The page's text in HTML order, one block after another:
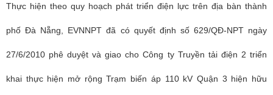
Thực hiện theo quy hoạch phát triển điện lực trên địa bàn thành
phố Đà Nẵng, EVNNPT đã có quyết định số 629/QĐ-NPT ngày
27/6/2010 phê duyệt và giao cho Công ty Truyền tải điện 2 triển
khai thực hiện mở rộng Trạm biến áp 110 kV Quận 3 hiện hữu